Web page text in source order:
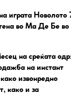
играта Новолото
во Ма Де Бе во
на среќата
на инстант
извонредно
како и за